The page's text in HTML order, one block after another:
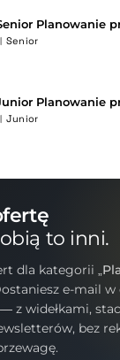
Planowanie
Senior
Planowanie
Junior
to inni.
dla kategorii
e-mail
z widełkami,
bez